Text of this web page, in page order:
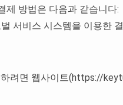
제 방법은 다음과 같습니다:
서비스 시스템을 이용한
려면 웹사이트(https://